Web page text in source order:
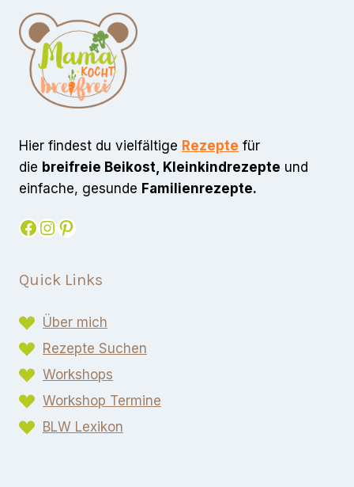
Hier findest du vielfältige Rezepte für
die breifreie Beikost, Kleinkindrezepte und
einfache, gesunde Familienrezepte.
Facebook
Instagram
Pinterest
Quick Links
Über mich
Rezepte Suchen
Workshops
Workshop Termine
BLW Lexikon​